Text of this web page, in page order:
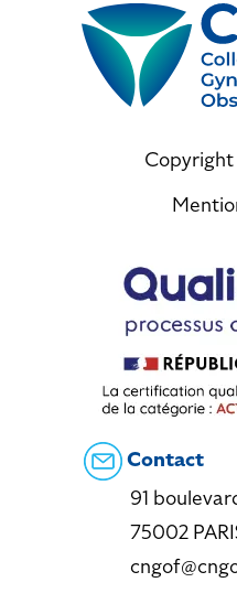
Contact
91
75002